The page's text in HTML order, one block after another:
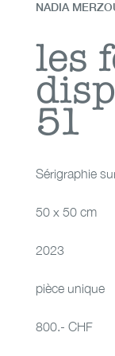
les
NADIA
les
51
Sérigraphie
50 x 50 cm
2023
pièce unique
800.- CHF